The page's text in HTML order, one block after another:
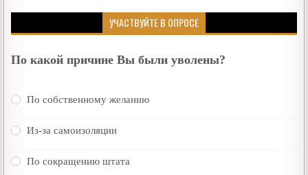
УЧАСТВУЙТЕ В ОПРОСЕ
По какой причине Вы были уволены?
По собственному желанию
Из-за самоизоляции
По сокращению штата